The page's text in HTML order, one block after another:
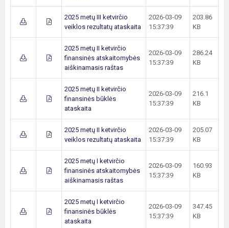
2025 metų III ketvirčio
veiklos rezultatų ataskaita
2026-03-09
15:37:39
203.86
KB
2025 metų II ketvirčio
finansinės atskaitomybės
aiškinamasis raštas
2026-03-09
15:37:39
286.24
KB
2025 metų II ketvirčio
finansinės būklės
ataskaita
2026-03-09
15:37:39
216.1
KB
2025 metų II ketvirčio
veiklos rezultatų ataskaita
2026-03-09
15:37:39
205.07
KB
2025 metų I ketvirčio
finansinės atskaitomybės
aiškinamasis raštas
2026-03-09
15:37:39
160.93
KB
2025 metų I ketvirčio
finansinės būklės
ataskaita
2026-03-09
15:37:39
347.45
KB